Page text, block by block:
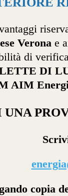
Verona e
di
DI
AIM
UNA
copia